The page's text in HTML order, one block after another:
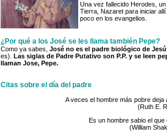
Una vez fallecido Herodes,
Tierra, Nazaret para iniciar
poco en los evangelios.
¿Por qué a los José se les llama también Pepe?
Como ya sabes, José no es el padre biológico de
es). Las siglas de Padre Putativo son P.P. y se leen
llaman Jose, Pepe.
Citas sobre el día del padre
A veces el hombre más pobre
(Ruth E.
Es un hombre sabio el
(William